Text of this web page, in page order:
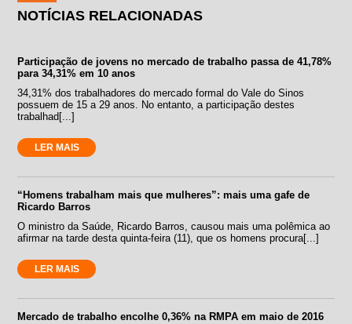
NOTÍCIAS RELACIONADAS
Participação de jovens no mercado de trabalho passa de 41,78%
para 34,31% em 10 anos
34,31% dos trabalhadores do mercado formal do Vale do Sinos
possuem de 15 a 29 anos. No entanto, a participação destes
trabalhad[...]
LER MAIS
“Homens trabalham mais que mulheres”: mais uma gafe de
Ricardo Barros
O ministro da Saúde, Ricardo Barros, causou mais uma polêmica ao
afirmar na tarde desta quinta-feira (11), que os homens procura[...]
LER MAIS
Mercado de trabalho encolhe 0,36% na RMPA em maio de 2016